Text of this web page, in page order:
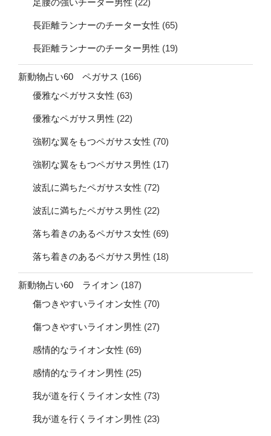
足腰の強いチーター男性 (22)
長距離ランナーのチーター女性 (65)
長距離ランナーのチーター男性 (19)
新動物占い60 ペガサス (166)
優雅なペガサス女性 (63)
優雅なペガサス男性 (22)
強靭な翼をもつペガサス女性 (70)
強靭な翼をもつペガサス男性 (17)
波乱に満ちたペガサス女性 (72)
波乱に満ちたペガサス男性 (22)
落ち着きのあるペガサス女性 (69)
落ち着きのあるペガサス男性 (18)
新動物占い60 ライオン (187)
傷つきやすいライオン女性 (70)
傷つきやすいライオン男性 (27)
感情的なライオン女性 (69)
感情的なライオン男性 (25)
我が道を行くライオン女性 (73)
我が道を行くライオン男性 (23)